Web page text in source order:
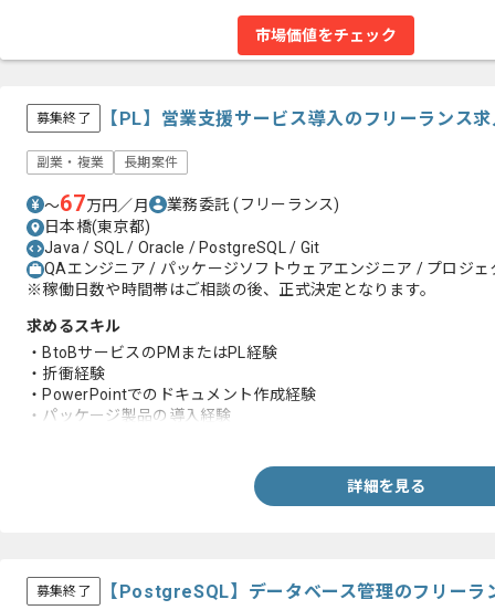
市場価値をチェック
募集終了 【PL】営業支援サービス導入のフリーランス
副業・複業 長期案件
〜67万円／月 業務委託(フリーランス)
日本橋(東京都)
Java / SQL / Oracle / PostgreSQL / Git
QAエンジニア / パッケージソフトウェアエンジニア / プロジ
※稼働日数や時間帯はご相談の後、正式決定となります。
求めるスキル
・BtoBサービスのPMまたはPL経験
・折衝経験
・PowerPointでのドキュメント作成経験
・パッケージ製品の導入経験
詳細を見る
募集終了 【PostgreSQL】データベース管理のフリーラ